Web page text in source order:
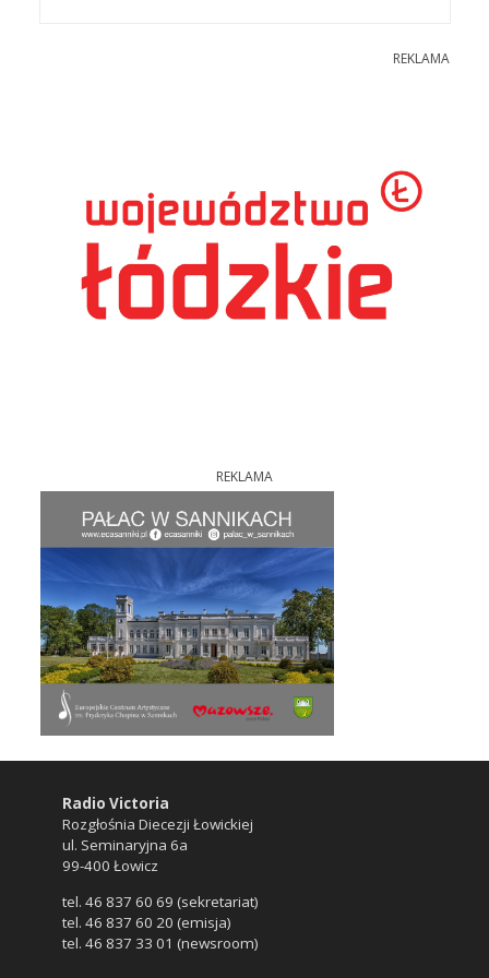
REKLAMA
REKLAMA
Radio Victoria
Rozgłośnia Diecezji Łowickiej
ul. Seminaryjna 6a
99-400 Łowicz
tel. 46 837 60 69 (sekretariat)
tel. 46 837 60 20 (emisja)
tel. 46 837 33 01 (newsroom)